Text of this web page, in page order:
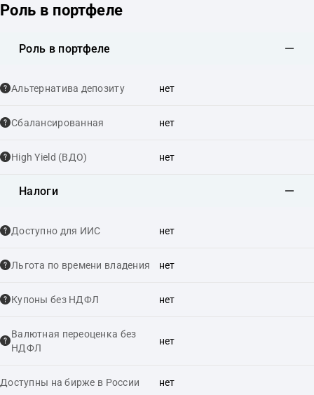
Роль в портфеле
Роль в портфеле
Альтернатива депозиту нет
Сбалансированная нет
High Yield (ВДО) нет
Налоги
Доступно для ИИС нет
Льгота по времени владения нет
Купоны без НДФЛ нет
Валютная переоценка без
НДФЛ
нет
Доступны на бирже в России нет